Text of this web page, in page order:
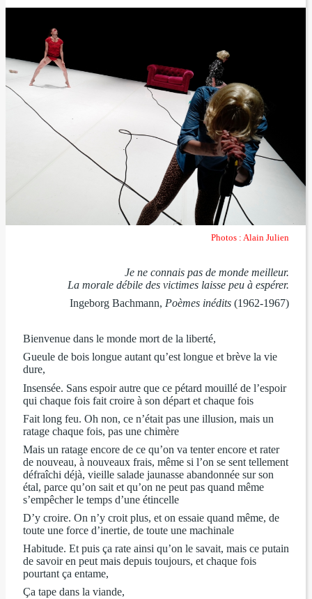
Photos : Alain Julien
Je ne connais pas de monde meilleur.
La morale débile des victimes laisse peu à espérer.
Ingeborg Bachmann, Poèmes inédits(1962-1967)
Bienvenue dans le monde mort de la liberté,
Gueule de bois longue autant qu’est longue et brève la vie
dure,
Insensée. Sans espoir autre que ce pétard mouillé de l’espoir
qui chaque fois fait croire à son départ et chaque fois
Fait long feu. Oh non, ce n’était pas une illusion, mais un
ratage chaque fois, pas une chimère
Mais un ratage encore de ce qu’on va tenter encore et rater
de nouveau, à nouveaux frais, même si l’on se sent tellement
défraîchi déjà, vieille salade jaunasse abandonnée sur son
étal, parce qu’on sait et qu’on ne peut pas quand même
s’empêcher le temps d’une étincelle
D’y croire. On n’y croit plus, et on essaie quand même, de
toute une force d’inertie, de toute une machinale
Habitude. Et puis ça rate ainsi qu’on le savait, mais ce putain
de savoir en peut mais depuis toujours, et chaque fois
pourtant ça entame,
Ça tape dans la viande,